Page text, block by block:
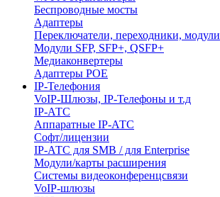
Беспроводные мосты
Адаптеры
Переключатели, переходники, модули
Модули SFP, SFP+, QSFP+
Медиаконвертеры
Адаптеры POE
IP-Телефония
VoIP-Шлюзы, IP-Телефоны и т.д
IP-АТС
Аппаратные IP-АТС
Софт/лицензии
IP-АТС для SMB / для Enterprise
Модули/карты расширения
Системы видеоконференцсвязи
VoIP-шлюзы